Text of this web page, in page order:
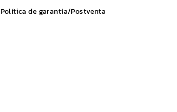
Política de garantía/Postventa